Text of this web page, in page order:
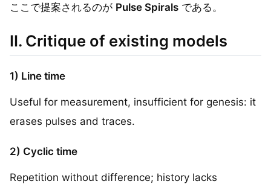
ここで提案されるのが Pulse Spirals である。
II. Critique of existing models
1) Line time
Useful for measurement, insufficient for genesis: it
erases pulses and traces.
2) Cyclic time
Repetition without difference; history lacks